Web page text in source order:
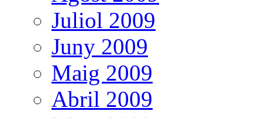
Juliol 2009
Juny 2009
Maig 2009
Abril 2009